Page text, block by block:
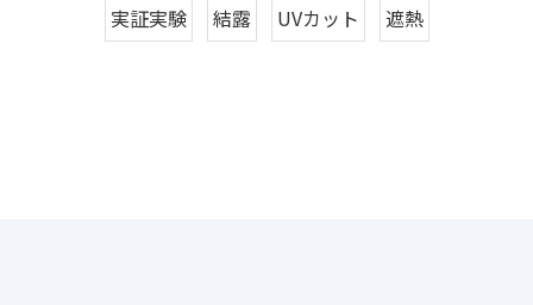
実証実験 結露 UVカット 遮熱